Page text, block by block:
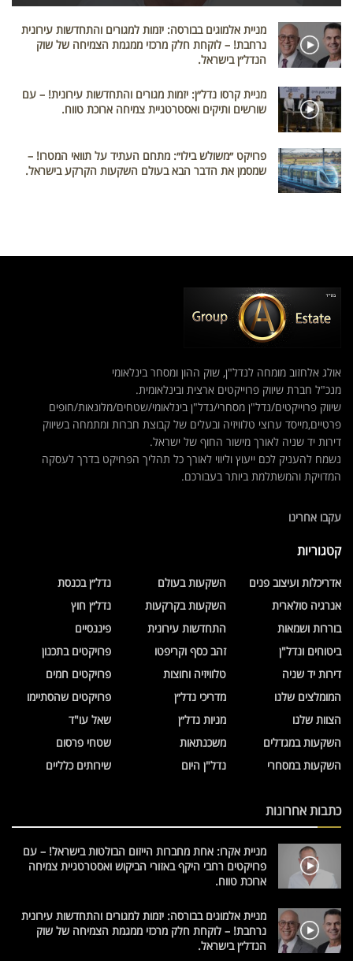
מניית אלמוגים בבורסה: יזמות למגורים והתחדשות עירונית
נרחבת! – לוקחת חלק מרכזי ממגמת הצמיחה של שוק
הנדל״ן בישראל.
מניית קרסו נדל״ן: יזמות מגורים והתחדשות עירונית! – עם
שורשים ותיקים ואסטרטגיית צמיחה ארוכת טווח.
פרויקט ״משולש בילו״: מתחם העתיד על תוואי המטרו! –
שמסמן את הדבר הבא בעולם השקעות הקרקע בישראל.
אולג אלחזוב מומחה לנדל"ן, שוק ההון ומסחר בינלאומי
מנכ"ל חברת שיווק פרוייקטים ארצית ובינלאומית.
שיווק פרוייקטים/נדל"ן מסחרי/נדל"ן בינלאומי/שטחים/מלונאות/חופים
פרטיים,מייסד ערוצי טלוויזיה ובעלים של קבוצת חברות ומתמחה בשיווק
דירות יד שניה לאורך מישור החוף של ישראל.
נשמח להעניק לכם ייעוץ וליווי לאורך כל תהליך הפרויקט בדרך לעסקה
המדויקת והמשתלמת ביותר בעבורכם.
עקבו אחרינו
קטגוריות
אדריכלות ועיצוב פנים
אנרגיה סולארית
בוררות ושמאות
ביטוחים ונדל"ן
דירות יד שניה
המומלצים שלנו
הצוות שלנו
השקעות במגדלים
השקעות במסחרי
השקעות בעולם
השקעות בקרקעות
התחדשות עירונית
זהב כסף וקריפטו
טלוויזיה וחוצות
מדריכי נדל״ן
מניות נדל״ן
משכנתאות
נדל"ן היום
נדל״ן בכנסת
נדל״ן חוץ
פיננסיים
פרויקטים בתכנון
פרויקטים חמים
פרויקטים שהסתיימו
שאל עו"ד
שטחי פרסום
שירותים כלליים
כתבות אחרונות
מניית אקרו: אחת מחברות הייזום הבולטות בישראל! – עם
פרויקטים רחבי היקף באזורי הביקוש ואסטרטגיית צמיחה
ארוכת טווח.
מניית אלמוגים בבורסה: יזמות למגורים והתחדשות עירונית
נרחבת! – לוקחת חלק מרכזי ממגמת הצמיחה של שוק
הנדל״ן בישראל.